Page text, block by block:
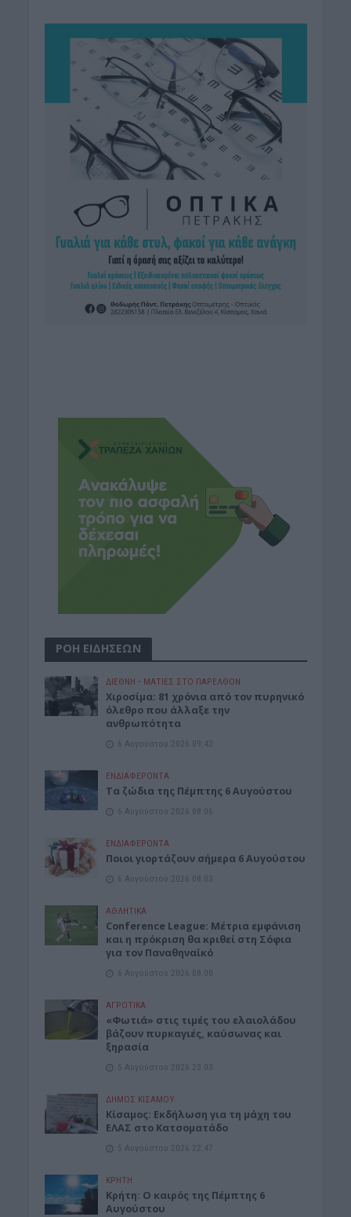
ΡΟΗ ΕΙΔΗΣΕΩΝ
ΔΙΕΘΝΗ • ΜΑΤΙΕΣ ΣΤΟ ΠΑΡΕΛΘΟΝ
Χιροσίμα: 81 χρόνια από τον πυρηνικό
όλεθρο που άλλαξε την
ανθρωπότητα
6 Αυγούστου 2026 09:42
ΕΝΔΙΑΦΕΡΟΝΤΑ
Tα ζώδια της Πέμπτης 6 Αυγούστου
6 Αυγούστου 2026 08:06
ΕΝΔΙΑΦΕΡΟΝΤΑ
Ποιοι γιορτάζουν σήμερα 6 Αυγούστου
6 Αυγούστου 2026 08:03
ΑΘΛΗΤΙΚΑ
Conference League: Μέτρια εμφάνιση
και η πρόκριση θα κριθεί στη Σόφια
για τον Παναθηναϊκό
6 Αυγούστου 2026 08:00
ΑΓΡΟΤΙΚΑ
«Φωτιά» στις τιμές του ελαιολάδου
βάζουν πυρκαγιές, καύσωνας και
ξηρασία
5 Αυγούστου 2026 23:03
ΔΉΜΟΣ ΚΙΣΆΜΟΥ
Κίσαμος: Εκδήλωση για τη μάχη του
ΕΛΑΣ στο Κατσοματάδο
5 Αυγούστου 2026 22:47
ΚΡΗΤΗ
Κρήτη: Ο καιρός της Πέμπτης 6
Αυγούστου